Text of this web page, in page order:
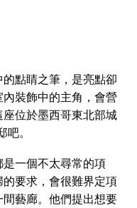
點睛之筆，是亮點卻
裝飾中的主角，會營
位於墨西哥東北部城
。
一個不太尋常的項
要求，會很難界定項
藝廊。他們提出想要